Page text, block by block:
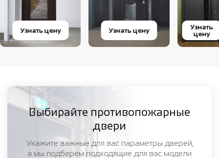
Узнать цену
Узнать
цену
Узнать цену
Выбирайте противопожарные
двери
Укажите важные для вас параметры дверей,
а мы подберем подходящие для вас модели